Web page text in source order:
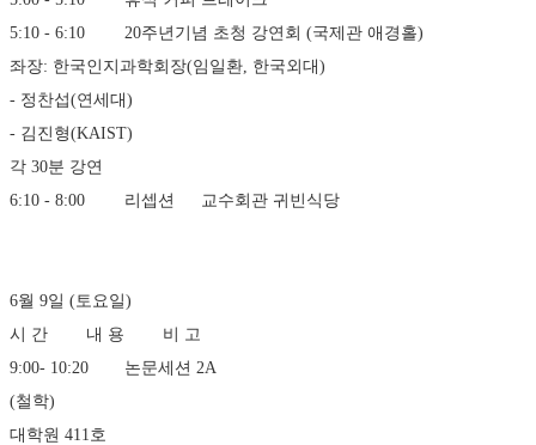
5:10 - 6:10	20주년기념 초청 강연회 (국제관 애경홀)
좌장: 한국인지과학회장(임일환, 한국외대)
- 정찬섭(연세대)
- 김진형(KAIST)
각 30분 강연
6:10 - 8:00	리셉션	교수회관 귀빈식당
6월 9일 (토요일)
시 간	내 용	비 고
9:00- 10:20	논문세션 2A
(철학)
대학원 411호